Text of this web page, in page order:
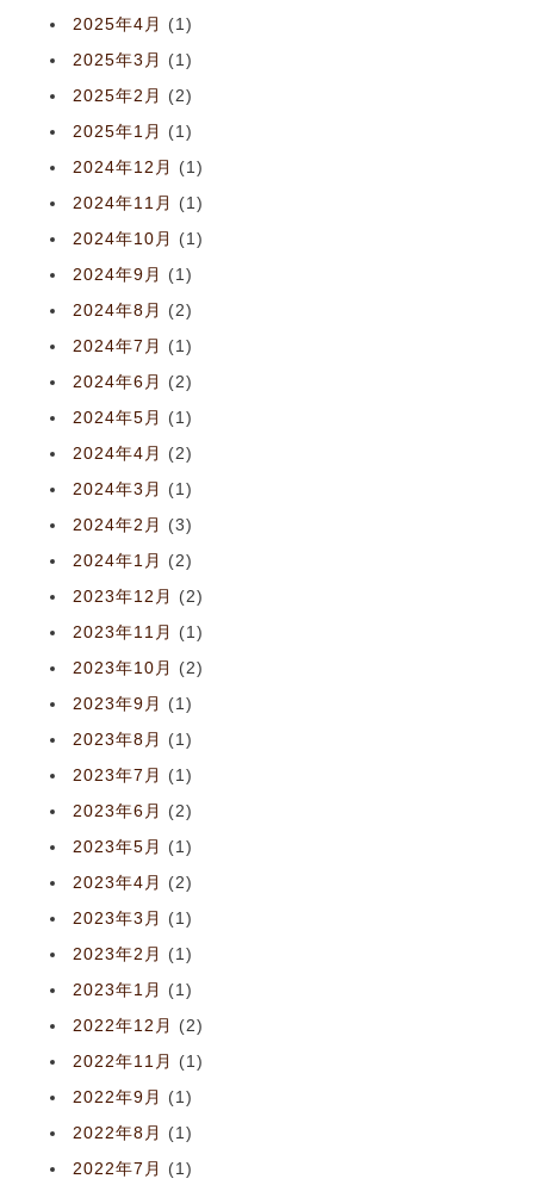
2025年4月
(1)
2025年3月
(1)
2025年2月
(2)
2025年1月
(1)
2024年12月
(1)
2024年11月
(1)
2024年10月
(1)
2024年9月
(1)
2024年8月
(2)
2024年7月
(1)
2024年6月
(2)
2024年5月
(1)
2024年4月
(2)
2024年3月
(1)
2024年2月
(3)
2024年1月
(2)
2023年12月
(2)
2023年11月
(1)
2023年10月
(2)
2023年9月
(1)
2023年8月
(1)
2023年7月
(1)
2023年6月
(2)
2023年5月
(1)
2023年4月
(2)
2023年3月
(1)
2023年2月
(1)
2023年1月
(1)
2022年12月
(2)
2022年11月
(1)
2022年9月
(1)
2022年8月
(1)
2022年7月
(1)